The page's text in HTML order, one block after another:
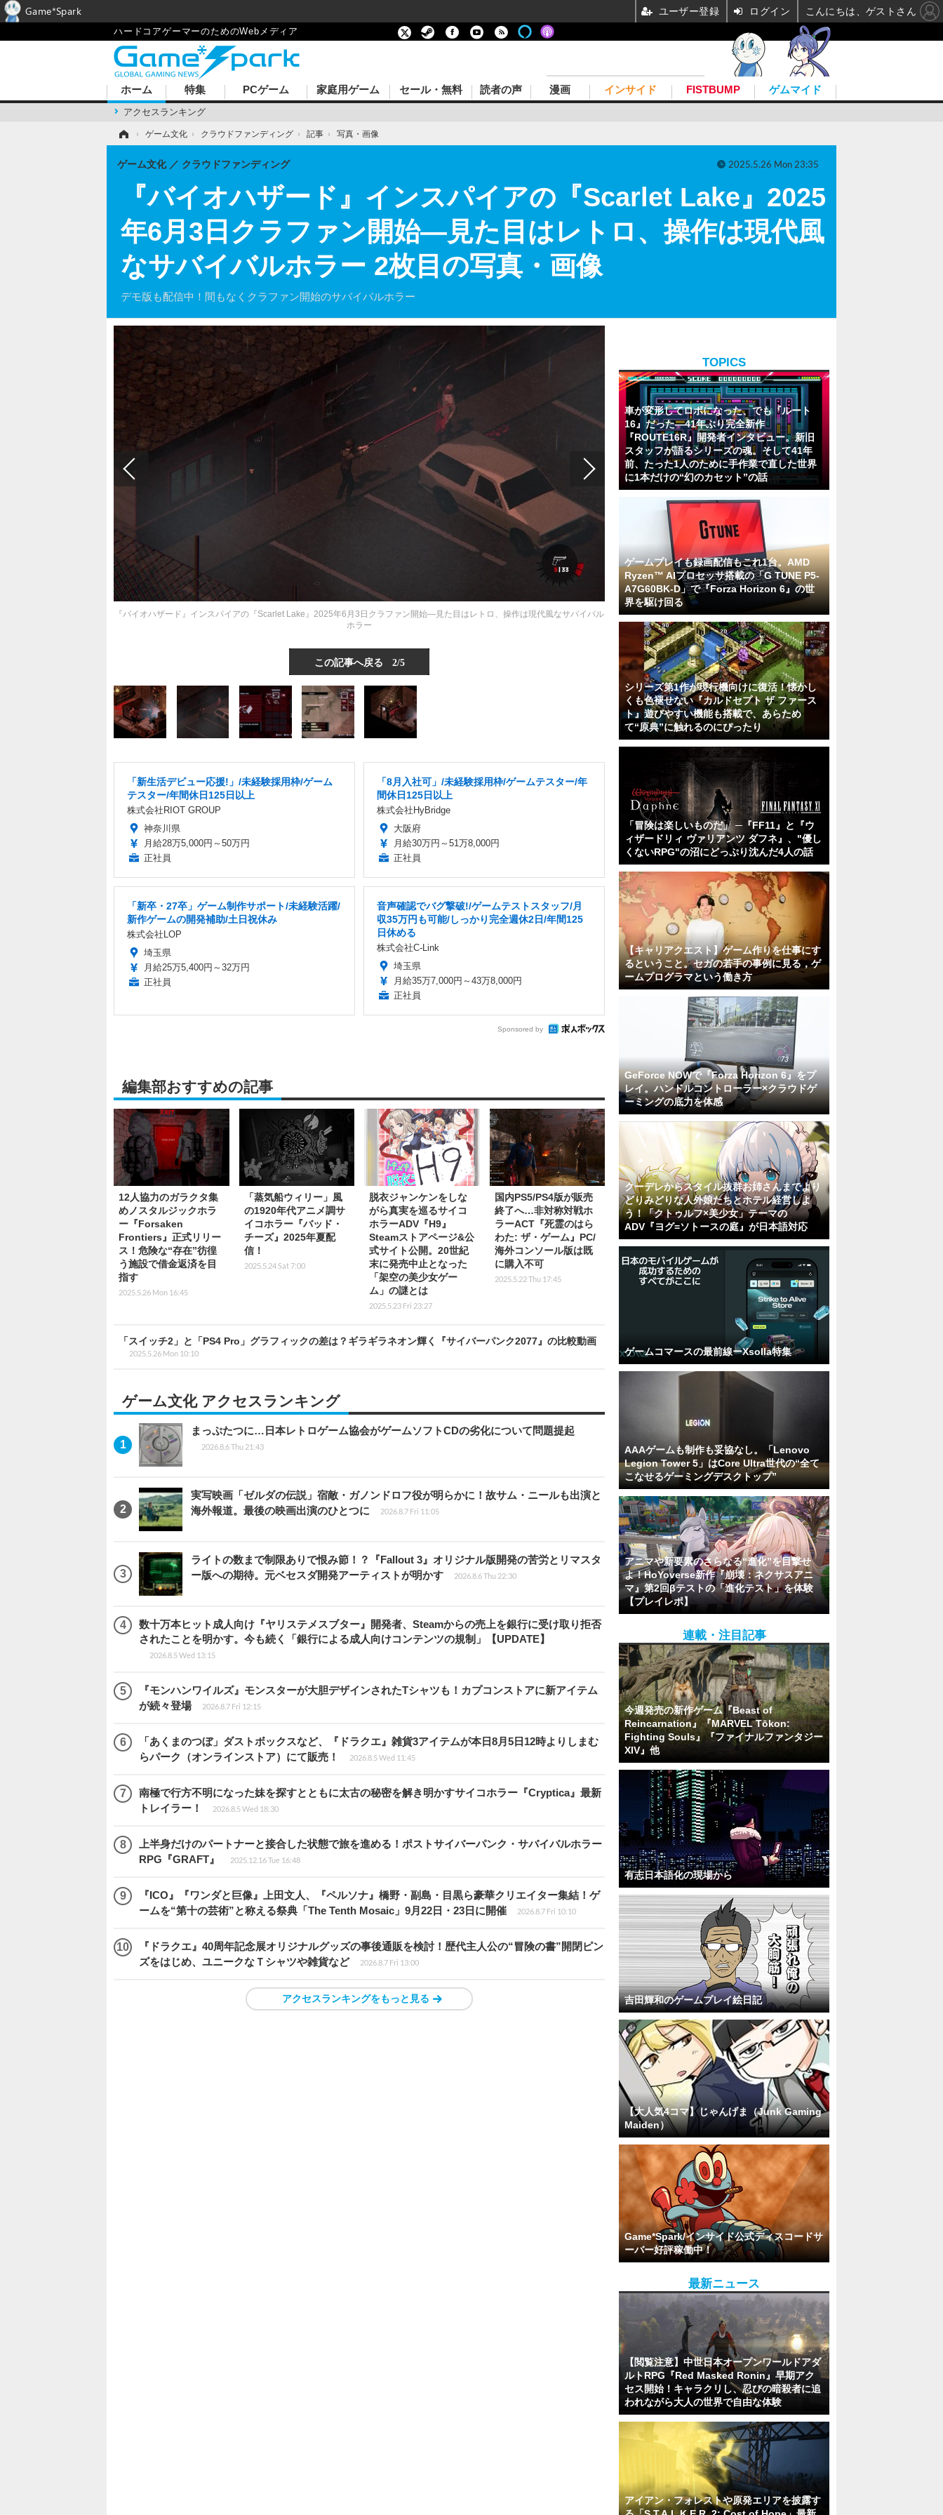
ハードコアゲーマーのためのWebメディア
ホーム
アクセスランキング
特集 PCゲーム 家庭用ゲーム セール・無料 読者の声 漫画 インサイド FISTBUMP ゲムマイド
› ゲーム文化 › クラウドファンディング › 記事 › 写真・画像
『バイオハザード』インスパイアの『Scarlet Lake』2025
年6月3日クラファン開始―見た目はレトロ、操作は現代風
なサバイバルホラー 2枚目の写真・画像
デモ版も配信中！間もなくクラファン開始のサバイバルホラー
ゲーム文化 クラウドファンディング 2025.5.26 Mon 23:35
『バイオハザード』インスパイアの『Scarlet Lake』2025年6月3日クラファン開始―見た目はレトロ、操作は現代風なサバイバル
ホラー
この記事へ戻る 2/5
「新生活デビュー応援!」/未経験採用枠/ゲーム
テスター/年間休日125日以上
株式会社RIOT GROUP
神奈川県
月給28万5,000円～50万円
正社員
「8月入社可」/未経験採用枠/ゲームテスター/年
間休日125日以上
株式会社HyBridge
大阪府
月給30万円～51万8,000円
正社員
「新卒・27卒」ゲーム制作サポート/未経験活躍/
新作ゲームの開発補助/土日祝休み
株式会社LOP
埼玉県
月給25万5,400円～32万円
正社員
音声確認でバグ撃破!/ゲームテストスタッフ/月
収35万円も可能/しっかり完全週休2日/年間125
日休める
株式会社C-Link
埼玉県
月給35万7,000円～43万8,000円
正社員
Sponsored by
編集部おすすめの記事
12人協力のガラクタ集
めノスタルジックホラ
ー『Forsaken
Frontiers』正式リリー
ス！危険な“存在”彷徨
う施設で借金返済を目
指す
2025.5.26 Mon 16:45
「蒸気船ウィリー」風
の1920年代アニメ調サ
イコホラー『バッド・
チーズ』2025年夏配
信！
2025.5.24 Sat 7:00
脱衣ジャンケンをしな
がら真実を巡るサイコ
ホラーADV『H9』
Steamストアページ&公
式サイト公開。20世紀
末に発売中止となった
「架空の美少女ゲー
ム」の謎とは
2025.5.23 Fri 23:27
国内PS5/PS4版が販売
終了へ…非対称対戦ホ
ラーACT『死霊のはら
わた: ザ・ゲーム』PC/
海外コンソール版は既
に購入不可
2025.5.22 Thu 17:45
「スイッチ2」と「PS4 Pro」グラフィックの差は？ギラギラネオン輝く『サイバーパンク2077』の比較動画
2025.5.26 Mon 10:10
ゲーム文化 アクセスランキング
まっぷたつに…日本レトロゲーム協会がゲームソフトCDの劣化について問題提起
2026.8.6 Thu 21:43
実写映画「ゼルダの伝説」宿敵・ガノンドロフ役が明らかに！故サム・ニールも出演と
海外報道。最後の映画出演のひとつに
2026.8.7 Fri 11:05
ライトの数まで制限ありで恨み節！？『Fallout 3』オリジナル版開発の苦労とリマスタ
ー版への期待。元ベセスダ開発アーティストが明かす
2026.8.6 Thu 22:30
数十万本ヒット成人向け『ヤリステメスブター』開発者、Steamからの売上を銀行に受け取り拒否
されたことを明かす。今も続く「銀行による成人向けコンテンツの規制」【UPDATE】
2026.8.5 Wed 13:15
『モンハンワイルズ』モンスターが大胆デザインされたTシャツも！カプコンストアに新アイテム
が続々登場
2026.8.7 Fri 12:15
「あくまのつぼ」ダストボックスなど、『ドラクエ』雑貨3アイテムが本日8月5日12時よりしまむ
らパーク（オンラインストア）にて販売！
2026.8.5 Wed 11:45
南極で行方不明になった妹を探すとともに太古の秘密を解き明かすサイコホラー『Cryptica』最新
トレイラー！
2026.8.5 Wed 18:30
上半身だけのパートナーと接合した状態で旅を進める！ポストサイバーパンク・サバイバルホラー
RPG『GRAFT』
2025.12.16 Tue 16:48
『ICO』『ワンダと巨像』上田文人、『ペルソナ』橋野・副島・目黒ら豪華クリエイター集結！ゲ
ームを“第十の芸術”と称える祭典「The Tenth Mosaic」9月22日・23日に開催
2026.8.7 Fri 10:10
『ドラクエ』40周年記念展オリジナルグッズの事後通販を検討！歴代主人公の“冒険の書”開閉ピン
ズをはじめ、ユニークなＴシャツや雑貨など
2026.8.7 Fri 13:00
アクセスランキングをもっと見る
TOPICS
車が変形してロボになった、でも『ルート
16』だった―41年ぶり完全新作
『ROUTE16R』開発者インタビュー。新旧
スタッフが語るシリーズの魂。そして41年
前、たった1人のために手作業で直した世界
に1本だけの“幻のカセット”の話
ゲームプレイも録画配信もこれ1台。AMD
Ryzen™ AIプロセッサ搭載の「G TUNE P5-
A7G60BK-D」で『Forza Horizon 6』の世
界を駆け回る
シリーズ第1作が現行機向けに復活！懐かし
くも色褪せない『カルドセプト ザ ファース
ト』遊びやすい機能も搭載で、あらため
て“原典”に触れるのにぴったり
「冒険は楽しいものだ」 ─『FF11』と『ウ
ィザードリィ ヴァリアンツ ダフネ』、"優し
くないRPG"の沼にどっぷり沈んだ4人の話
【キャリアクエスト】ゲーム作りを仕事にす
るということ。セガの若手の事例に見る，ゲ
ームプログラマという働き方
GeForce NOWで『Forza Horizon 6』をプ
レイ。ハンドルコントローラー×クラウドゲ
ーミングの底力を体感
クーデレからスタイル抜群お姉さんまでより
どりみどりな人外娘たちとホテル経営しよ
う！「クトゥルフ×美少女」テーマの
ADV『ヨグ=ソトースの庭』が日本語対応
ゲームコマースの最前線ーXsolla特集
AAAゲームも制作も妥協なし。「Lenovo
Legion Tower 5」はCore Ultra世代の“全て
こなせるゲーミングデスクトップ”
アニマや新要素のさらなる“進化”を目撃せ
よ！HoYoverse新作『崩壊：ネクサスアニ
マ』第2回βテストの「進化テスト」を体験
【プレイレポ】
連載・注目記事
今週発売の新作ゲーム『Beast of
Reincarnation』『MARVEL Tōkon:
Fighting Souls』『ファイナルファンタジー
XIV』他
有志日本語化の現場から
吉田輝和のゲームプレイ絵日記
【大人気4コマ】じゃんげま（Junk Gaming
Maiden）
Game*Spark/インサイド公式ディスコードサ
ーバー好評稼働中！
最新ニュース
【閲覧注意】中世日本オープンワールドアダ
ルトRPG『Red Masked Ronin』早期アク
セス開始！キャラクリし、忍びの暗殺者に追
われながら大人の世界で自由な体験
アイアン・フォレストや原発エリアを披露す
Game*Spark ユーザー登録 ログイン こんにちは、ゲストさん